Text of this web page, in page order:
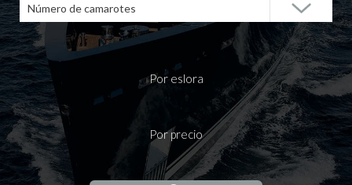
Número de camarotes
Por eslora
Por precio